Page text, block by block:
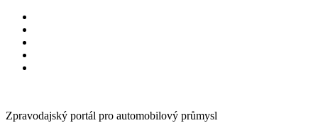
Zpravodajský portál pro automobilový průmysl